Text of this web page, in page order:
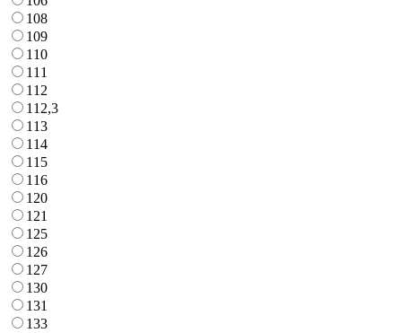
108
109
110
111
112
112,3
113
114
115
116
120
121
125
126
127
130
131
133